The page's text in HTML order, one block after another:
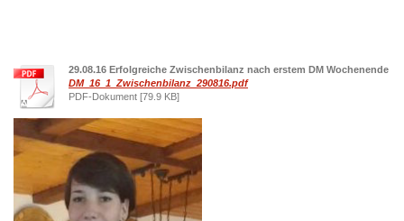
29.08.16 Erfolgreiche Zwischenbilanz nach erstem DM Wochenende
DM_16_1_Zwischenbilanz_290816.pdf
PDF-Dokument [79.9 KB]